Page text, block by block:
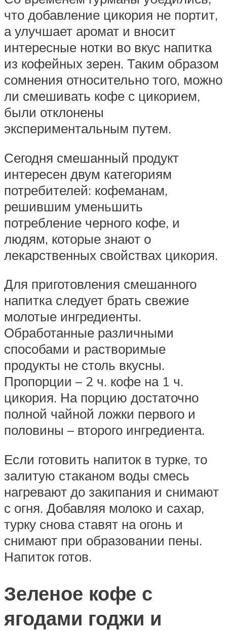
что добавление цикория не портит,
а улучшает аромат и вносит
интересные нотки во вкус напитка
из кофейных зерен. Таким образом
сомнения относительно того, можно
ли смешивать кофе с цикорием,
были отклонены
экспериментальным путем.
Сегодня смешанный продукт
интересен двум категориям
потребителей: кофеманам,
решившим уменьшить
потребление черного кофе, и
людям, которые знают о
лекарственных свойствах цикория.
Для приготовления смешанного
напитка следует брать свежие
молотые ингредиенты.
Обработанные различными
способами и растворимые
продукты не столь вкусны.
Пропорции – 2 ч. кофе на 1 ч.
цикория. На порцию достаточно
полной чайной ложки первого и
половины – второго ингредиента.
Если готовить напиток в турке, то
залитую стаканом воды смесь
нагревают до закипания и снимают
с огня. Добавляя молоко и сахар,
турку снова ставят на огонь и
снимают при образовании пены.
Напиток готов.
Зеленое кофе с
ягодами годжи и